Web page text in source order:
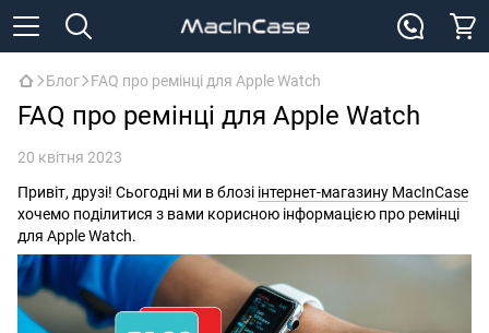
Блог FAQ про ремінці для Apple Watch
FAQ про ремінці для Apple Watch
20 квітня 2023
Привіт, друзі! Сьогодні ми в блозі інтернет-магазину MacInCase
хочемо поділитися з вами корисною інформацією про ремінці
для Apple Watch.